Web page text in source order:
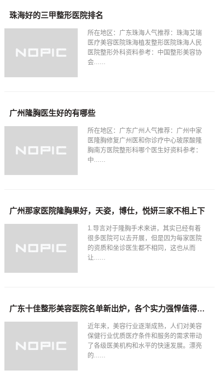
珠海好的三甲整形医院排名
所在地区：广东珠海人气推荐：珠海艾瑞
医疗美容医院珠海植发整形医院珠海人民
医院整形外科资料参考：中国整形美容协
会......
广州隆胸医生好的有哪些
所在地区：广东广州人气推荐：广州中家
医隆胸修复广州医和你诊疗中心玻尿酸隆
胸南方医院整形科哪个医生好资料参考：
中......
广州那家医院隆胸果好，天姿，博仕，悦妍三家不相上下
1.导言对于隆胸手术来讲，其实已经有着
很多医院可以去开展，但是因为每家医院
的资质和坐诊医生都不相同，这也从而
让......
广东十佳整形美容医院名单新出炉，各个实力强悍值得信赖~
近年来，美容行业逐渐成熟，人们对美容
保健行业优质医疗条件和服务的需求带动
了各级医美机构和水平的快速发展。漂亮
的......